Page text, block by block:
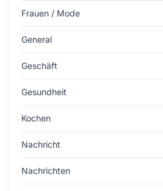
Frauen / Mode
General
Geschäft
Gesundheit
Kochen
Nachricht
Nachrichten